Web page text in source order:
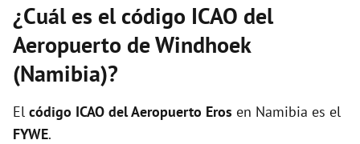
¿Cuál es el código ICAO del
Aeropuerto de Windhoek
(Namibia)?
El código ICAO delAeropuerto Eros en Namibia es el
FYWE.